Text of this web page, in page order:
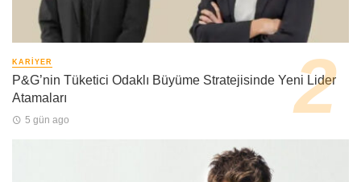
KARIYER
P&G’nin Tüketici Odaklı Büyüme Stratejisinde Yeni Lider
Atamaları
5 gün ago